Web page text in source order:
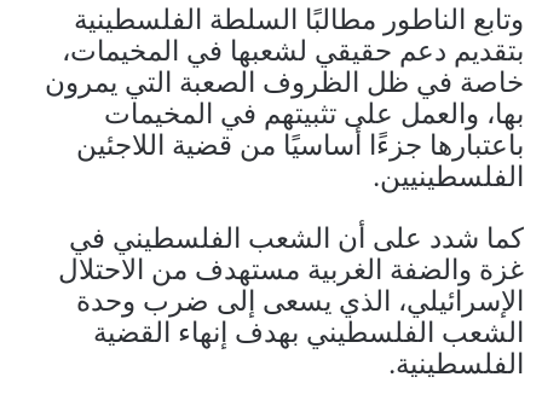
وتابع الناطور مطالبًا السلطة الفلسطينية
بتقديم دعم حقيقي لشعبها في المخيمات،
خاصة في ظل الظروف الصعبة التي يمرون
بها، والعمل على تثبيتهم في المخيمات
باعتبارها جزءًا أساسيًا من قضية اللاجئين
الفلسطينيين.
كما شدد على أن الشعب الفلسطيني في
غزة والضفة الغربية مستهدف من الاحتلال
الإسرائيلي، الذي يسعى إلى ضرب وحدة
الشعب الفلسطيني بهدف إنهاء القضية
الفلسطينية.